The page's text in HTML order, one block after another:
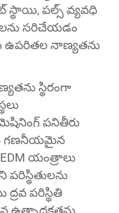
స్థాయి, పల్స్ వ్యవధి
సరిచేయడం
ఉపరితల నాణ్యతను
స్థిరంగా
పనితీరు
గణనీయమైన
యంత్రాలు
పరిస్థితి
ఉత్పాదకతను